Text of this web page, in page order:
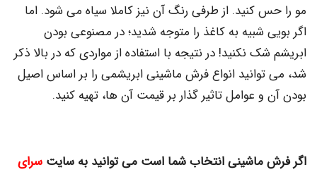
مو را حس کنید. از طرفی رنگ آن نیز کاملا سیاه می شود. اما
اگر بویی شبیه به کاغذ را متوجه شدید؛ در مصنوعی بودن
ابریشم شک نکنید! در نتیجه با استفاده از مواردی که در بالا ذکر
شد، می توانید انواع فرش ماشینی ابریشمی را بر اساس اصیل
بودن آن و عوامل تاثیر گذار بر قیمت آن ها، تهیه کنید.
اگر فرش ماشینی انتخاب شما است می توانید به سایت سرای